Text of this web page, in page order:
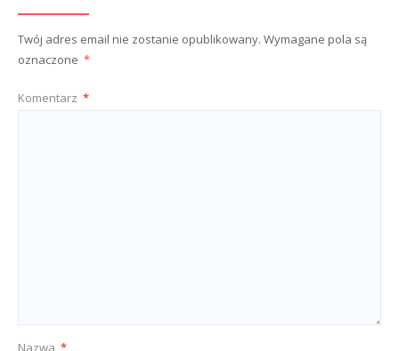
Twój adres email nie zostanie opublikowany. Wymagane pola są
oznaczone *
Komentarz *
Nazwa *